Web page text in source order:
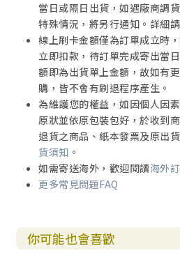
當日或隔日出貨，如遇廠商調
特殊情況，將另行通知。詳細
線上刷卡金額僅為訂單成立時
立即扣款，待訂單完成寄出當
額即為出貨單上金額，故如有
購，皆不會有刷退程序產生。
為維護您的權益，如因個人因
原狀並依原包裝包好，於收到
退貨之商品、紙本發票及原出
貨須知 。
如需寄送海外，歡迎閱讀海外
更多常見問題FAQ
你可能也會喜歡